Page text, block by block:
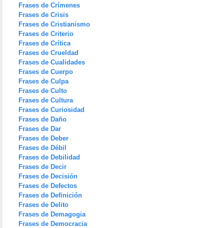
Frases de Crímenes
Frases de Crisis
Frases de Cristianismo
Frases de Criterio
Frases de Crítica
Frases de Crueldad
Frases de Cualidades
Frases de Cuerpo
Frases de Culpa
Frases de Culto
Frases de Cultura
Frases de Curiosidad
Frases de Daño
Frases de Dar
Frases de Deber
Frases de Débil
Frases de Debilidad
Frases de Decir
Frases de Decisión
Frases de Defectos
Frases de Definición
Frases de Delito
Frases de Demagogia
Frases de Democracia